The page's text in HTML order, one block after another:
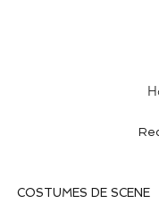
COSTUMES DE SCENE